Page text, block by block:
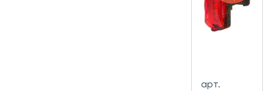
арт.